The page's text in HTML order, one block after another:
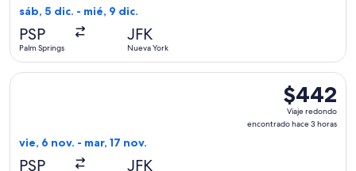
sáb, 5 dic. - mié, 9 dic.
PSP
Palm Springs
JFK
Nueva York
$442
Viaje
redondo,
$442
Viaje redondo
encontrado hace 3 horas
vie, 6 nov. - mar, 17 nov.
PSP JFK
Seleccionar vuelo de Alaska Airlines, con salida el vie, 6